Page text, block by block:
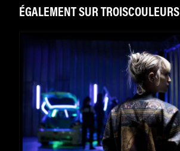
ÉGALEMENT SUR TROISCOULEURS